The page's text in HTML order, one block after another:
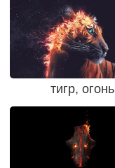
тигр, огонь